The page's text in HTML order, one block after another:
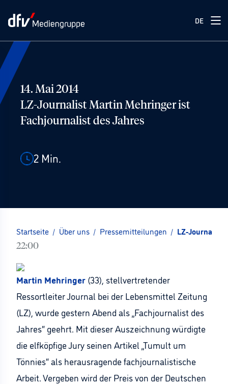
DE
14. Mai 2014
LZ-Journalist Martin Mehringer ist
Fachjournalist des Jahres
2 Min.
Startseite / Über uns / Pressemitteilungen / LZ-Journalist
22:00
Martin Mehringer (33), stellvertretender
Ressortleiter Journal bei der Lebensmittel Zeitung
(LZ), wurde gestern Abend als „Fachjournalist des
Jahres“ geehrt. Mit dieser Auszeichnung würdigte
die elfköpfige Jury seinen Artikel „Tumult um
Tönnies“ als herausragende fachjournalistische
Arbeit. Vergeben wird der Preis von der Deutschen